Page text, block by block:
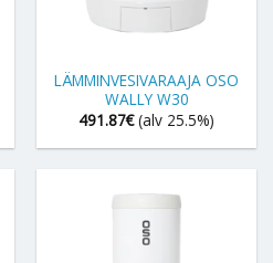
LÄMMINVESIVARAAJA OSO
WALLY W30
491.87€ (alv 25.5%)